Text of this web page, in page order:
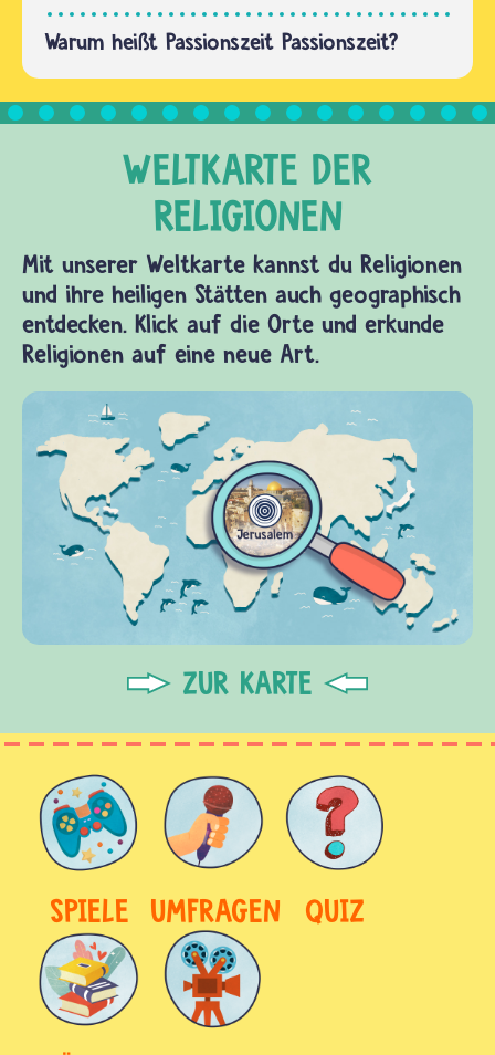
Warum heißt Passionszeit Passionszeit?
Mit unserer Weltkarte kannst du Religionen
und ihre heiligen Stätten auch geographisch
entdecken. Klick auf die Orte und erkunde
Religionen auf eine neue Art.
ZUR KARTE
SPIELE UMFRAGEN QUIZ